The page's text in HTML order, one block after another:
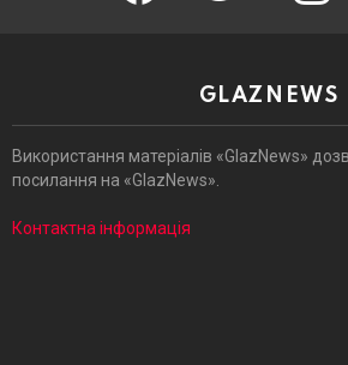
GLAZNEWS
Використання матеріалів «GlazNews»
посилання на «GlazNews».
Контактна інформація